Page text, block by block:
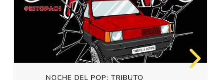
NOCHE DEL POP: TRIBUTO